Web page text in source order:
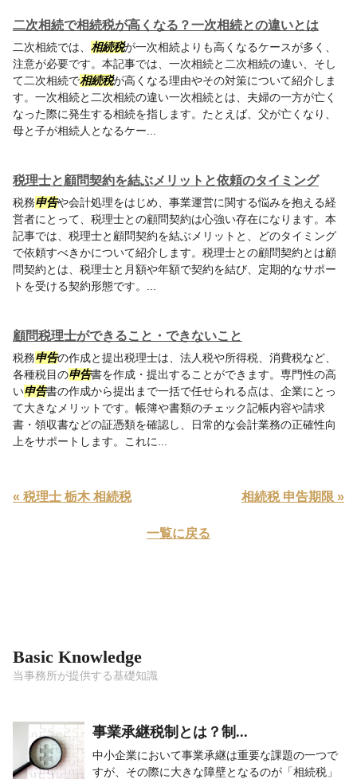
二次相続で相続税が高くなる？一次相続との違いとは
二次相続では、 相続税が一次相続よりも高くなるケースが多く、
注意が必要です。本記事では、一次相続と二次相続の違い、そし
て二次相続で相続税が高くなる理由やその対策について紹介しま
す。一次相続と二次相続の違い一次相続とは、夫婦の一方が亡く
なった際に発生する相続を指します。たとえば、父が亡くなり、
母と子が相続人となるケー...
税理士と顧問契約を結ぶメリットと依頼のタイミング
税務申告や会計処理をはじめ、事業運営に関する悩みを抱える経
営者にとって、税理士との顧問契約は心強い存在になります。本
記事では、税理士と顧問契約を結ぶメリットと、どのタイミング
で依頼すべきかについて紹介します。税理士との顧問契約とは顧
問契約とは、税理士と月額や年額で契約を結び、定期的なサポー
トを受ける契約形態です。...
顧問税理士ができること・できないこと
税務申告の作成と提出税理士は、法人税や所得税、消費税など、
各種税目の申告書を作成・提出することができます。専門性の高
い申告書の作成から提出まで一括で任せられる点は、企業にとっ
て大きなメリットです。帳簿や書類のチェック記帳内容や請求
書・領収書などの証憑類を確認し、日常的な会計業務の正確性向
上をサポートします。これに...
« 税理士 栃木 相続税 相続税 申告期限 »
一覧に戻る
Basic Knowledge
当事務所が提供する基礎知識
事業承継税制とは？制...
中小企業において事業承継は重要な課題の一つで
すが、その際に大きな障壁となるのが「相続税」